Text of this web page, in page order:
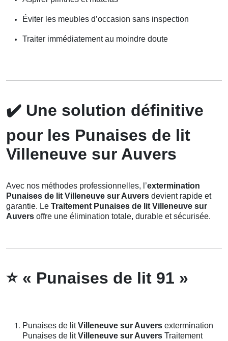
Éviter les meubles d’occasion sans inspection
Traiter immédiatement au moindre doute
✔️ Une solution définitive
pour les Punaises de lit
Villeneuve sur Auvers
Avec nos méthodes professionnelles, l’extermination
Punaises de lit Villeneuve sur Auvers devient rapide et
garantie. Le Traitement Punaises de lit Villeneuve sur
Auvers offre une élimination totale, durable et sécurisée.
⭐« Punaises de lit 91 »
Punaises de litVilleneuve sur Auvers extermination
Punaises de litVilleneuve sur Auvers Traitement